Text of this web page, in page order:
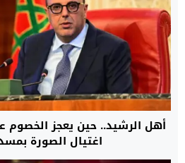
أهل الرشيد.. حين يعجز الخصوم
اغتيال الصورة